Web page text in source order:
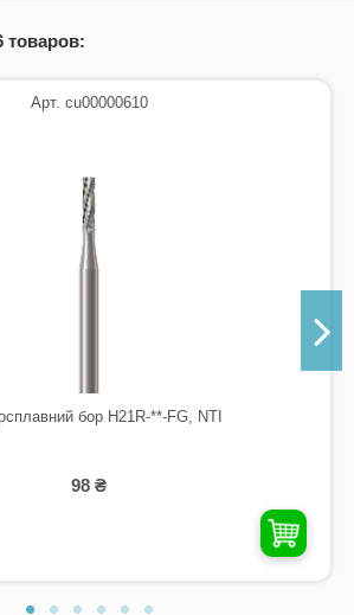
товаров:
Арт. cu00000610
бор H21R-**-FG, NTI
98 ₴